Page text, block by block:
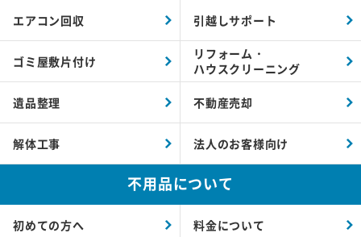
エアコン回収 引越しサポート
ゴミ屋敷片付け
リフォーム・
ハウスクリーニング
遺品整理 不動産売却
解体工事 法人のお客様向け
不用品について
初めての方へ 料金について